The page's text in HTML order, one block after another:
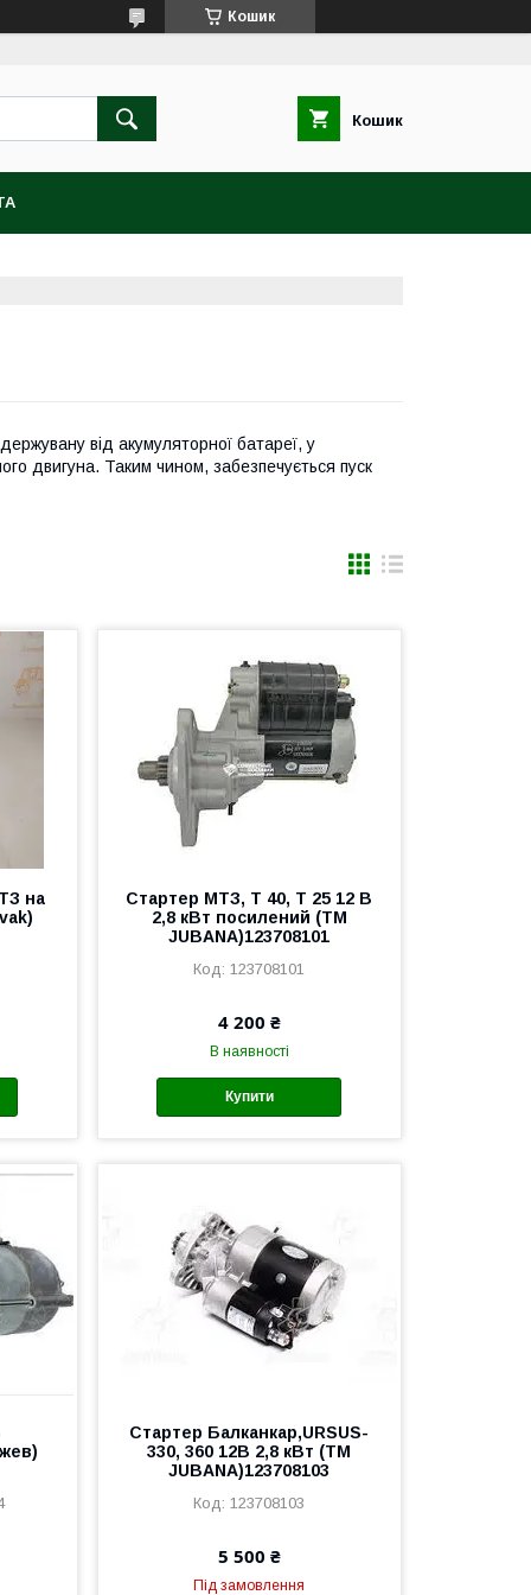
Кошик
Кошик
від акумуляторної батареї, у
двигуна. Таким чином, забезпечується пуск
на
Стартер МТЗ, Т 40, Т 25 12 В
2,8 кВт посилений (ТМ
JUBANA)123708101
123708101
4 200 ₴
В наявності
Купити
Стартер Балканкар,URSUS-
330, 360 12В 2,8 кВт (ТМ
JUBANA)123708103
123708103
5 500 ₴
Під замовлення